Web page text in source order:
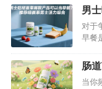
以科
它像
劳、
男
纽
对于
早餐
力组
餐的
肠
崔
当你